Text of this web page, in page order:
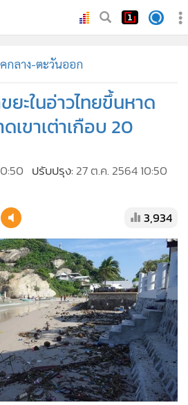
กลาง-ตะวันออก
ะในอ่าวไทยขึ้นหาด
เขาเต่าเกือบ 20
ปรับปรุง: 27 ต.ค. 2564 10:50
3,934